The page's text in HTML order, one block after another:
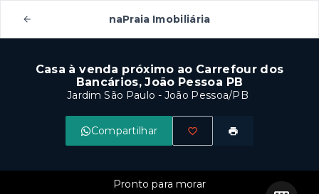
naPraia Imobiliária
Casa à venda próximo ao Carrefour dos
Bancários, João Pessoa PB
Jardim São Paulo - João Pessoa/PB
Compartilhar
Pronto para morar